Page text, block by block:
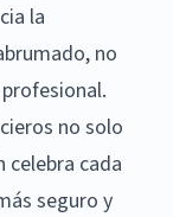
la
no
no solo
cada
seguro y